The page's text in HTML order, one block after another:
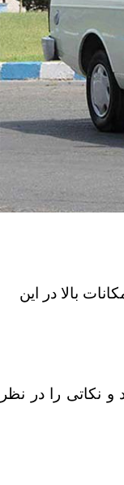
بالا در این
و نکاتی را در نظر